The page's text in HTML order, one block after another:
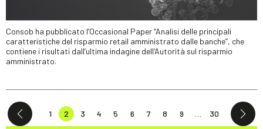
Consob ha pubblicato l’Occasional Paper “Analisi delle principali
caratteristiche del risparmio retail amministrato dalle banche”, che
contiene i risultati dall’ultima indagine dell’Autorità sul risparmio
amministrato.
1 2 3 4 5 6 7 8 9 30